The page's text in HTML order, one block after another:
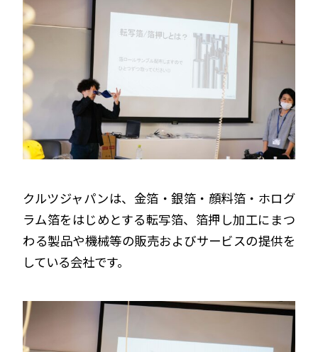
クルツジャパンは、金箔・銀箔・顔料箔・ホログ
ラム箔をはじめとする転写箔、箔押し加工にまつ
わる製品や機械等の販売およびサービスの提供を
している会社です。